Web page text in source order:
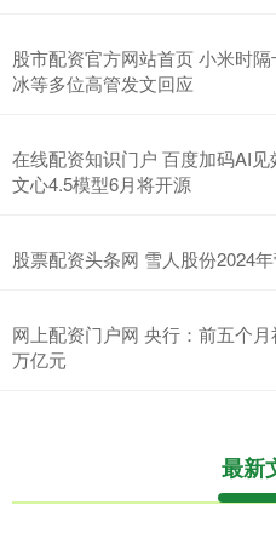
股市配资官方网站首页 小米时
冰等多位高管发文回应
在线配资知识门户 百度加码AI见
文心4.5模型6月将开源
股票配资头条网 雪人股份2024
网上配资门户网 央行：前五个
万亿元
最新